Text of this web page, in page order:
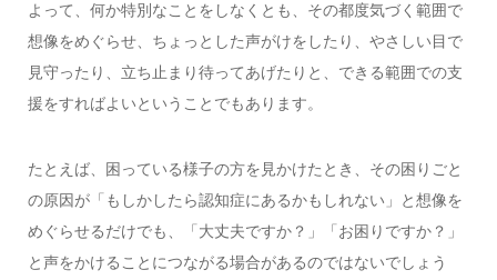
よって、何か特別なことをしなくとも、その都度気づく範囲で
想像をめぐらせ、ちょっとした声がけをしたり、やさしい目で
見守ったり、立ち止まり待ってあげたりと、できる範囲での支
援をすればよいということでもあります。
たとえば、困っている様子の方を見かけたとき、その困りごと
の原因が「もしかしたら認知症にあるかもしれない」と想像を
めぐらせるだけでも、「大丈夫ですか？」「お困りですか？」
と声をかけることにつながる場合があるのではないでしょう